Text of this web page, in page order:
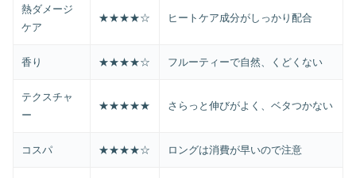
熱ダメージ
ケア
★★★★☆ ヒートケア成分がしっかり配合
香り ★★★★☆ フルーティーで自然、くどくない
テクスチャ
ー
★★★★★ さらっと伸びがよく、ベタつかない
コスパ ★★★★☆ ロングは消費が早いので注意